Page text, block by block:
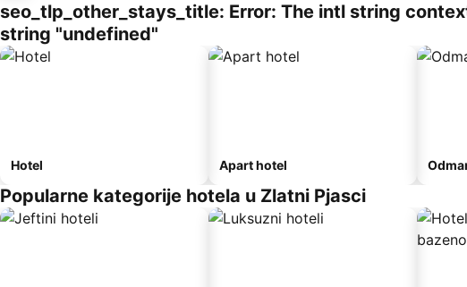
seo_tlp_other_stays_title: Error: The intl string
string "undefined"
Hotel Apart hotel
Popularne kategorije hotela u Zlatni Pjasci